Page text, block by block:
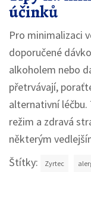
účinků
Pro minimalizaci
doporučené
alkoholem nebo
přetrvávají,
alternativní
režim a zdravá
některým
Štítky:
Zyrtec